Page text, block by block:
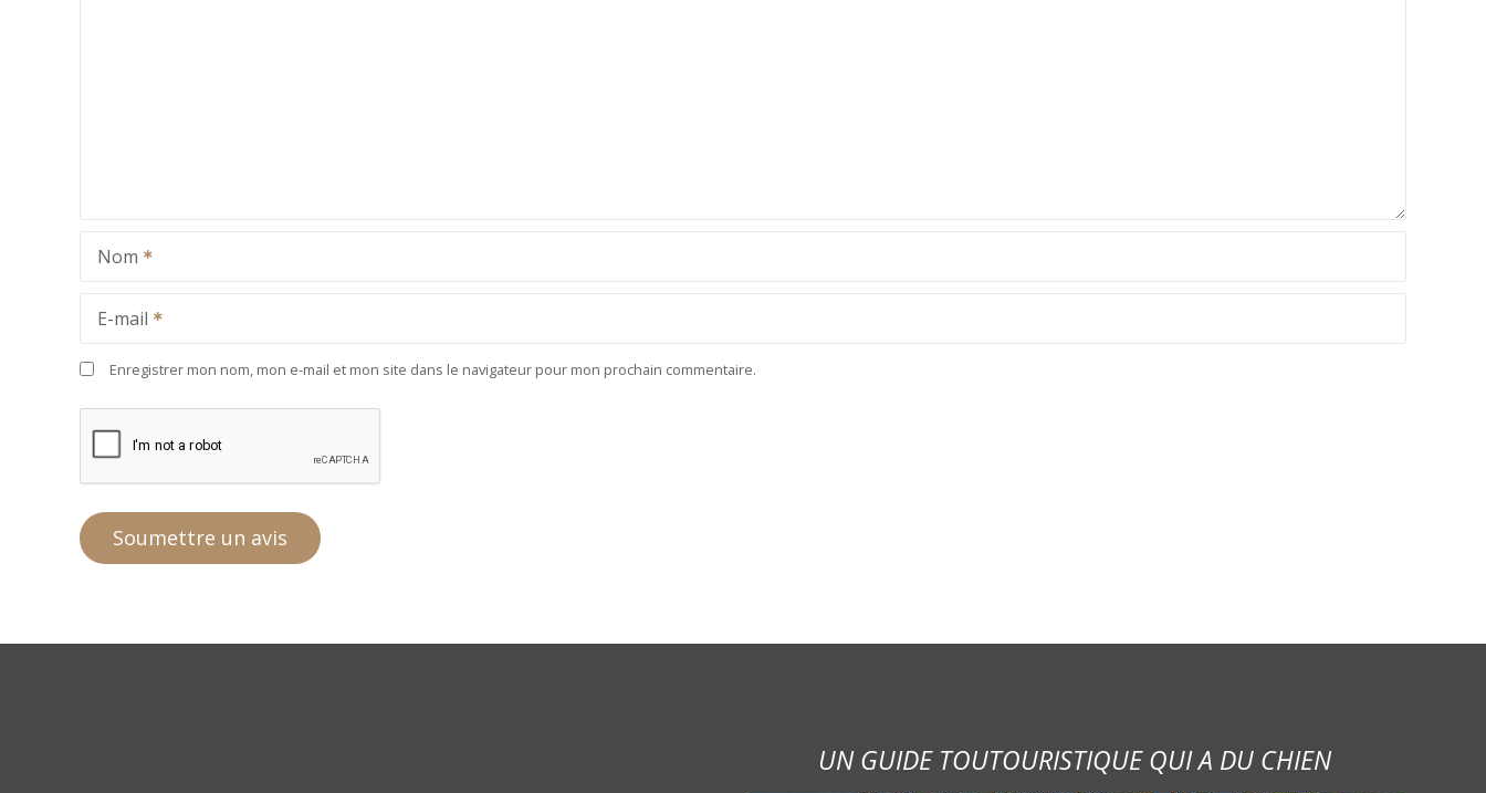
Nom
E-mail
Enregistrer mon nom, mon e-mail et mon site dans le navigateur pour mon prochain commentaire.
UN GUIDE TOUTOURISTIQUE QUI A DU CHIEN